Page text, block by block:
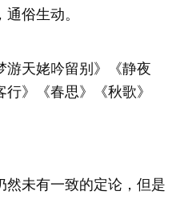
俗生动。
游天姥吟留别》《静夜
》《春思》《秋歌》
然未有一致的定论，但是